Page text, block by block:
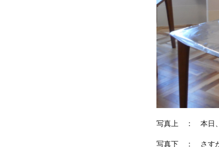
写真上 ： 本日、
写真下 ： さす